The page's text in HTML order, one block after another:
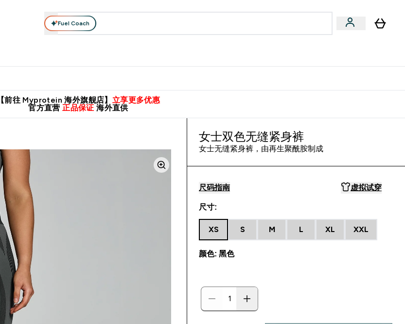
Fuel Coach
【前往 Myprotein 海外旗舰店】 立享更多优惠
官方直营 正品保证 海外直供
女士双色无缝紧身裤
女士无缝紧身裤，由再生聚酰胺制成
尺码指南 虚拟试穿
尺寸:
XS S M L XL XXL
颜色: 黑色